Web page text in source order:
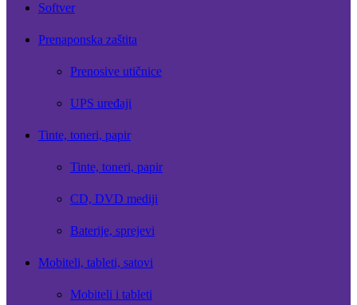
Softver
Prenaponska zaštita
Prenosive utičnice
UPS uređaji
Tinte, toneri, papir
Tinte, toneri, papir
CD, DVD mediji
Baterije, sprejevi
Mobiteli, tableti, satovi
Mobiteli i tableti